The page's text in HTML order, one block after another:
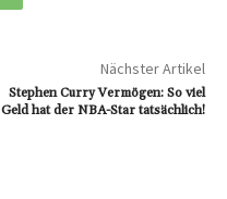
Nächster Artikel
Stephen Curry Vermögen: So viel
Geld hat der NBA-Star tatsächlich!